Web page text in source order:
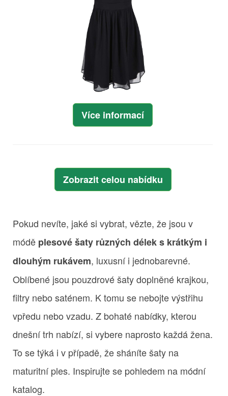
Více informací
Zobrazit celou nabídku
Pokud nevíte, jaké si vybrat, vězte, že jsou v
módě plesové šaty různých délek s krátkým i
dlouhým rukávem, luxusní i jednobarevné.
Oblíbené jsou pouzdrové šaty doplněné krajkou,
filtry nebo saténem. K tomu se nebojte výstřihu
vpředu nebo vzadu. Z bohaté nabídky, kterou
dnešní trh nabízí, si vybere naprosto každá žena.
To se týká i v případě, že sháníte šaty na
maturitní ples. Inspirujte se pohledem na módní
katalog.